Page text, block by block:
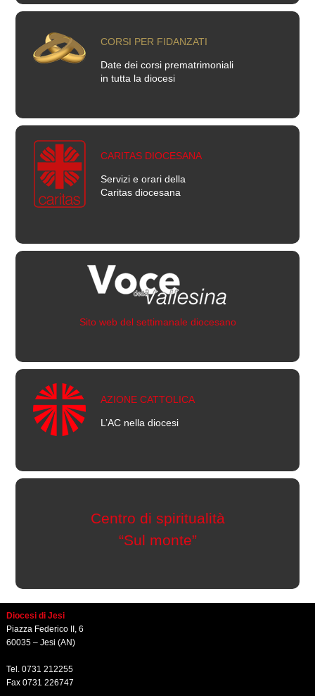
CORSI PER FIDANZATI
Date dei corsi prematrimoniali
in tutta la diocesi
CARITAS DIOCESANA
Servizi e orari della
Caritas diocesana
Sito web del settimanale diocesano
AZIONE CATTOLICA
L’AC nella diocesi
Centro di spiritualità
“Sul monte”
Diocesi di Jesi
Piazza Federico II, 6
60035 – Jesi (AN)
Tel. 0731 212255
Fax 0731 226747